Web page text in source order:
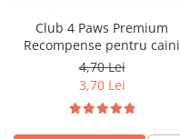
Club 4 Paws Premium
Recompense pentru caini
Dental Stick, 77g
4,70 Lei
3,70 Lei